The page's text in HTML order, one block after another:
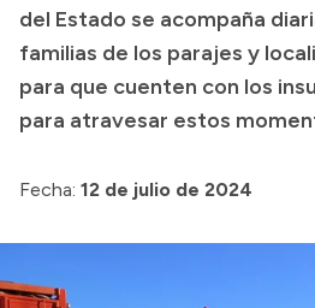
Transparencia
Presupuesto
Compras y licitaciones
Convocatorias
del Estado se acompaña
familias de los parajes y
para que cuenten con los
para atravesar estos
Fecha: 12 de julio de 2024